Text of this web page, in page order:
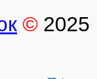
© 2025